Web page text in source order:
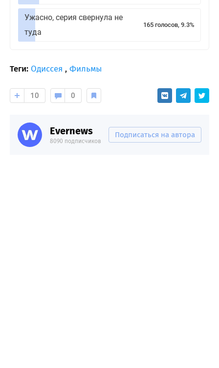
Ужасно, серия свернула не
туда
165 голосов, 9.3%
Теги: Одиссея , Фильмы
10 0
Evernews
8090 подписчиков
Подписаться на автора